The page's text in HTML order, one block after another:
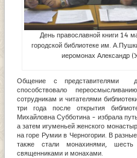
День православной книги 14
городской библиотеке им.
иеромонах Александр
Общение с представителями
способствовало
сотрудникам и читателями
три года после открытия
Михайловна Субботина - избрала
а затем игуменьей женского
на горе Румии в Черногории. В
также стали монахинями,
священниками и монахами.